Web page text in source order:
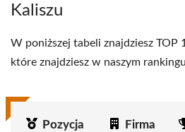
Kaliszu
W poniższej tabeli znajdziesz TOP
które znajdziesz w naszym
Pozycja Firma